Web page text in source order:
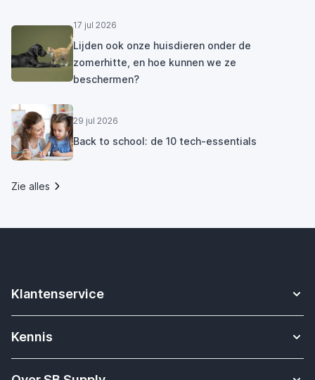
17 jul 2026
Lijden ook onze huisdieren onder de
zomerhitte, en hoe kunnen we ze
beschermen?
29 jul 2026
Back to school: de 10 tech-essentials
Zie alles
Klantenservice
Contact
Verzending & bezorging
Kennis
Apple Watch bandjes kennisbank